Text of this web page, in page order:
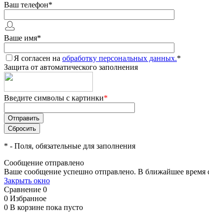
Ваш телефон*
Ваше имя*
Я согласен на обработку персональных данных.*
Защита от автоматического заполнения
Введите символы с картинки*
* - Поля, обязательные для заполнения
Сообщение отправлено
Ваше сообщение успешно отправлено. В ближайшее время
Закрыть окно
Сравнение 0
0 Избранное
0 В корзине пока пусто